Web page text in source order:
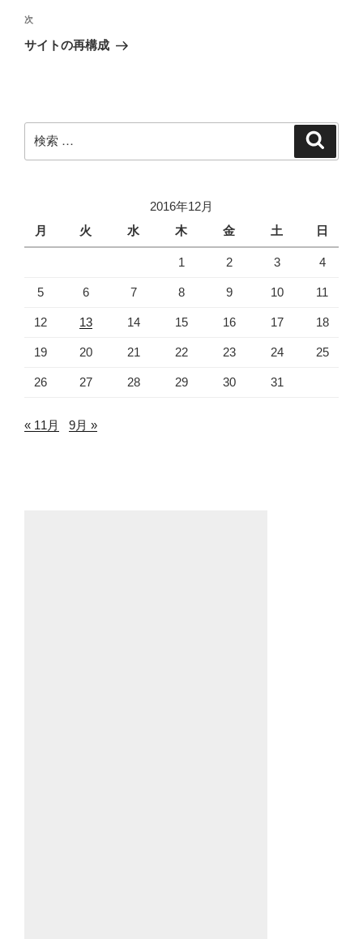
ビ
ゲ
ン
投
稿
次
の
次
サイトの再構成
索:
2016年12月
月
火 水 木 金 土 日
1 2 3 4
5 6 7 8 9 10 11
12 13 14 15 16 17 18
19 20 21 22 23 24 25
26 27 28 29 30 31
« 11月 9月 »